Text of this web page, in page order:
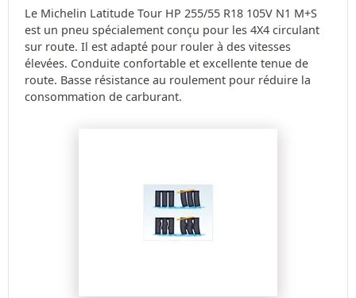
Le Michelin Latitude Tour HP 255/55 R18 105V N1 M+S
est un pneu spécialement conçu pour les 4X4 circulant
sur route. Il est adapté pour rouler à des vitesses
élevées. Conduite confortable et excellente tenue de
route. Basse résistance au roulement pour réduire la
consommation de carburant.